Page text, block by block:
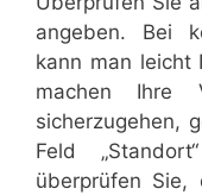
angeben. Bei
kann man leicht
machen Ihre
sicherzugehen,
Feld
überprüfen